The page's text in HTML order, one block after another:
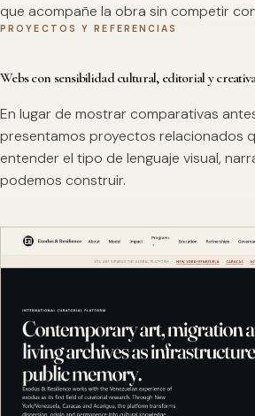
que acompañe la obra sin competir
PROYECTOS Y REFERENCIAS
Webs con sensibilidad cultural, editorial y
En lugar de mostrar comparativas
presentamos proyectos relacionados
entender el tipo de lenguaje visual,
podemos construir.